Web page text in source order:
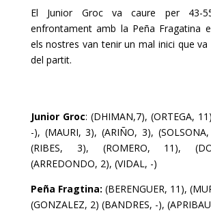
El Junior Groc va caure per 43-
enfrontament amb la Peña Fragatina
els nostres van tenir un mal inici que
del partit.
Junior Groc: (DHIMAN,7), (ORTEGA,
-), (MAURI, 3), (ARIÑO, 3),
(RIBES, 3), (ROMERO, 11),
(ARREDONDO, 2), (VIDAL, -)
Peña Fragtina: (BERENGUER, 11),
(GONZALEZ, 2) (BANDRES, -),